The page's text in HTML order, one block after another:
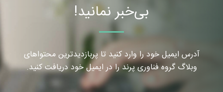
بی‌خبر نمانید!
آدرس ایمیل خود را وارد کنید تا پربازدیدترین محتواهای
وبلاگ گروه فناوری پرند را در ایمیل خود دریافت کنید.